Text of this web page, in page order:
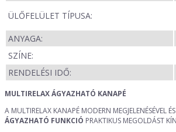
ÜLŐFELÜLET TÍPUSA:
ANYAGA:
SZÍNE:
RENDELÉSI IDŐ:
MULTIRELAX ÁGYAZHATÓ KANAPÉ
A MULTIRELAX KANAPÉ MODERN MEGJELENÉSÉVEL
ÁGYAZHATÓ FUNKCIÓ PRAKTIKUS MEGOLDÁST